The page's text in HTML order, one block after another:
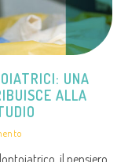
UNA
ALLA
il pensiero